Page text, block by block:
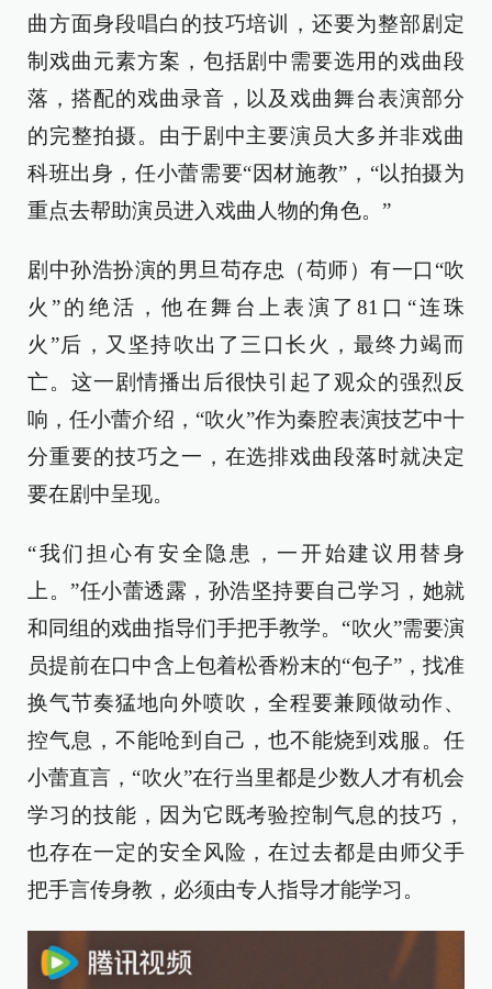
曲方面身段唱白的技巧培训，还要为整部剧定
制戏曲元素方案，包括剧中需要选用的戏曲段
落，搭配的戏曲录音，以及戏曲舞台表演部分
的完整拍摄。由于剧中主要演员大多并非戏曲
科班出身，任小蕾需要“因材施教”，“以拍摄为
重点去帮助演员进入戏曲人物的角色。”
剧中孙浩扮演的男旦苟存忠（苟师）有一口“吹
火”的绝活，他在舞台上表演了81口“连珠
火”后，又坚持吹出了三口长火，最终力竭而
亡。这一剧情播出后很快引起了观众的强烈反
响，任小蕾介绍，“吹火”作为秦腔表演技艺中十
分重要的技巧之一，在选排戏曲段落时就决定
要在剧中呈现。
“我们担心有安全隐患，一开始建议用替身
上。”任小蕾透露，孙浩坚持要自己学习，她就
和同组的戏曲指导们手把手教学。“吹火”需要演
员提前在口中含上包着松香粉末的“包子”，找准
换气节奏猛地向外喷吹，全程要兼顾做动作、
控气息，不能呛到自己，也不能烧到戏服。任
小蕾直言，“吹火”在行当里都是少数人才有机会
学习的技能，因为它既考验控制气息的技巧，
也存在一定的安全风险，在过去都是由师父手
把手言传身教，必须由专人指导才能学习。